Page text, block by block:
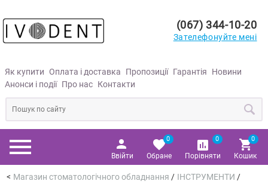
Як купити Оплата і доставка Пропозиції Гарантія
Новини
Анонси і події Про нас Контакти
(067) 344-10-20
Зателефонуйте мені
Ввійти Обране
0
Порівняти
0
Кошик
0
Магазин стоматологічного обладнання / ІНСТРУМЕНТИ /